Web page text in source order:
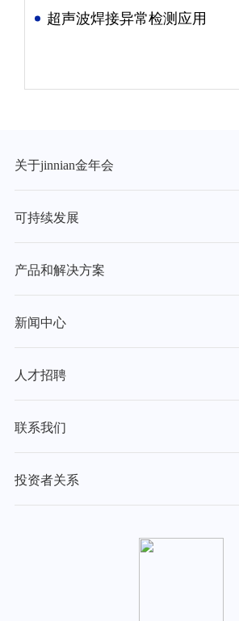
超声波焊接异常检测应用
关于jinnian金年会
可持续发展
产品和解决方案
新闻中心
人才招聘
联系我们
投资者关系